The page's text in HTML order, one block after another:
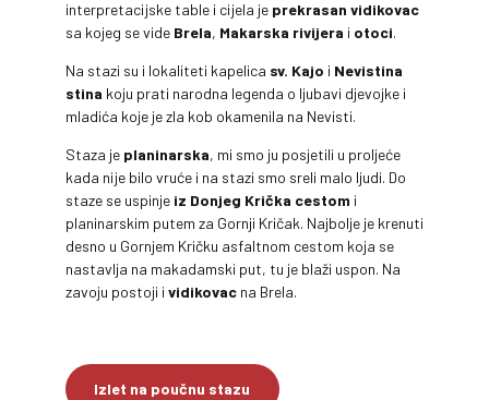
interpretacijske table i cijela je prekrasan vidikovac
sa kojeg se vide Brela, Makarska rivijera i otoci.
Na stazi su i lokaliteti kapelica sv. Kajo i Nevistina
stina koju prati narodna legenda o ljubavi djevojke i
mladića koje je zla kob okamenila na Nevisti.
Staza je planinarska, mi smo ju posjetili u proljeće
kada nije bilo vruće i na stazi smo sreli malo ljudi. Do
staze se uspinje iz Donjeg Krička cestom i
planinarskim putem za Gornji Kričak. Najbolje je krenuti
desno u Gornjem Kričku asfaltnom cestom koja se
nastavlja na makadamski put, tu je blaži uspon. Na
zavoju postoji i vidikovac na Brela.
Izlet na poučnu stazu